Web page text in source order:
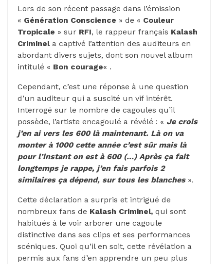
Lors de son récent passage dans l’émission
« Génération Conscience » de « Couleur
Tropicale » sur RFI, le rappeur français Kalash
Criminela captivé l’attention des auditeurs en
abordant divers sujets, dont son nouvel album
intitulé « Bon courage« .
Cependant, c’est une réponse à une question
d’un auditeur qui a suscité un vif intérêt.
Interrogé sur le nombre de cagoules qu’il
possède, l’artiste encagoulé a révélé : « Je crois
j’en ai vers les 600 là maintenant. Là on va
monter à 1000 cette année c’est sûr mais là
pour l’instant on est à 600 (…) Après ça fait
longtemps je rappe, j’en fais parfois 2
similaires ça dépend, sur tous les blanches».
Cette déclaration a surpris et intrigué de
nombreux fans de Kalash Criminel, qui sont
habitués à le voir arborer une cagoule
distinctive dans ses clips et ses performances
scéniques. Quoi qu’il en soit, cette révélation a
permis aux fans d’en apprendre un peu plus